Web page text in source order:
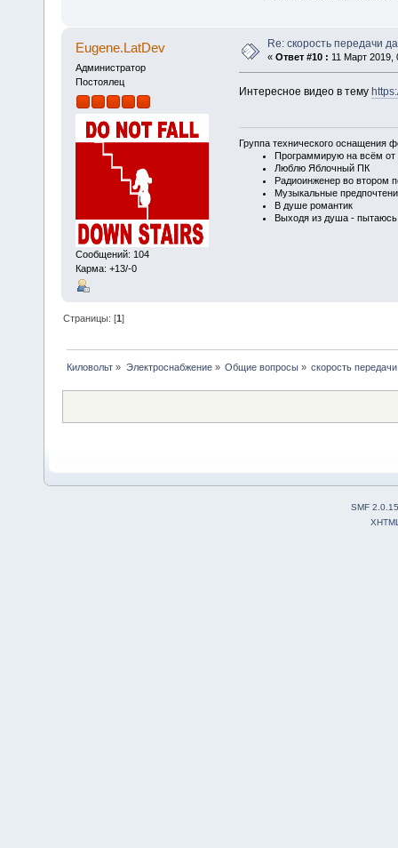
Eugene.LatDev
Администратор
Постоялец
Сообщений: 104
Карма: +13/-0
Re: скорость передачи
« Ответ #10 : 11 Март 2019,
Интересное видео в тему
Группа технического оснащения
Программирую на всём от
Люблю Яблочный ПК
Радиоинженер во втором
Музыкальные
В душе романтик
Выходя из душа - пытаюсь
Страницы: [1]
Киловольт » Электроснабжение» Общие вопросы» скорость
SMF 2.0.15